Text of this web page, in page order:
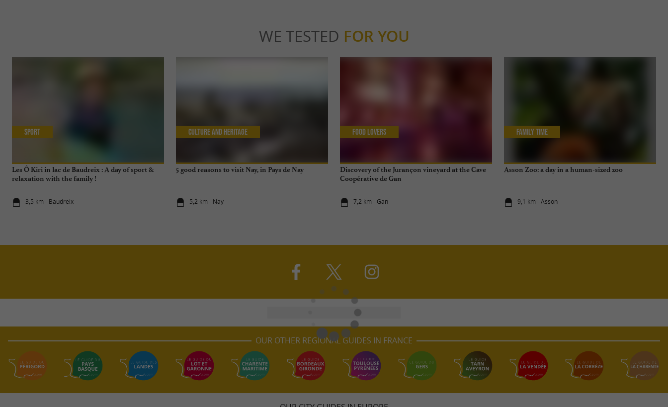
WE TESTED FOR YOU
Les Ô Kiri in lac de Baudreix : A day of sport &
relaxation with the family !
3,5 km - Baudreix
Sport
5 good reasons to visit Nay, in Pays de Nay
5,2 km - Nay
Culture and Heritage
Discovery of the Jurançon vineyard at the Cave
Coopérative de Gan
7,2 km - Gan
Food Lovers
Asson Zoo: a day in a human-sized zoo
9,1 km - Asson
Family Time
OUR OTHER REGIONAL GUIDES IN FRANCE